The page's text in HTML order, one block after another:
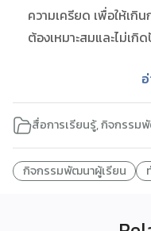
ความเครียด เพื่อให้เกิ
ต้องเหมาะสมและไม่เ
สื่อการเรียนรู้,กิจกรรม
กิจกรรมพัฒนาผู้เรียน